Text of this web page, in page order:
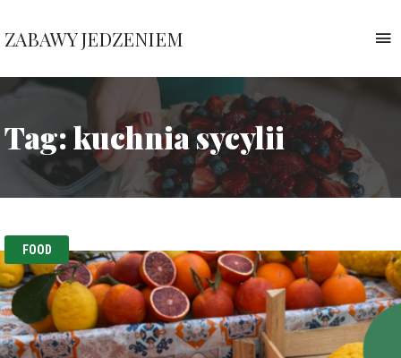
ZABAWY JEDZENIEM
Nawrockiej
Tag:kuchnia sycylii
FOOD